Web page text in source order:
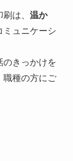
は、 温か
ミュニケーシ
きっかけを
職種の方にご